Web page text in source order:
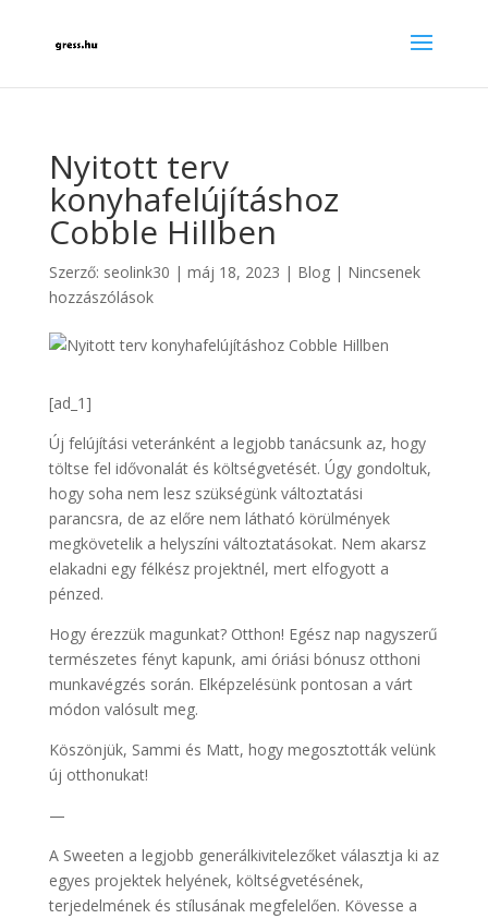
Nyitott terv
konyhafelújításhoz
Cobble Hillben
Szerző: seolink30 | máj 18, 2023 | Blog| Nincsenek
hozzászólások
[ad_1]
Új felújítási veteránként a legjobb tanácsunk az, hogy
töltse fel idővonalát és költségvetését. Úgy gondoltuk,
hogy soha nem lesz szükségünk változtatási
parancsra, de az előre nem látható körülmények
megkövetelik a helyszíni változtatásokat. Nem akarsz
elakadni egy félkész projektnél, mert elfogyott a
pénzed.
Hogy érezzük magunkat? Otthon! Egész nap nagyszerű
természetes fényt kapunk, ami óriási bónusz otthoni
munkavégzés során. Elképzelésünk pontosan a várt
módon valósult meg.
Köszönjük, Sammi és Matt, hogy megosztották velünk
új otthonukat!
—
A Sweeten a legjobb generálkivitelezőket választja ki az
egyes projektek helyének, költségvetésének,
terjedelmének és stílusának megfelelően. Kövesse a